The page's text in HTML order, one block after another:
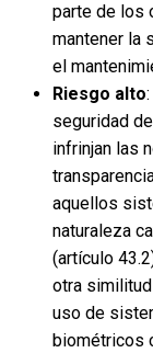
parte de los
mantener la
el
Riesgo alto
seguridad
infrinjan las
aquellos
naturaleza
(artículo
otra
uso de
biométricos